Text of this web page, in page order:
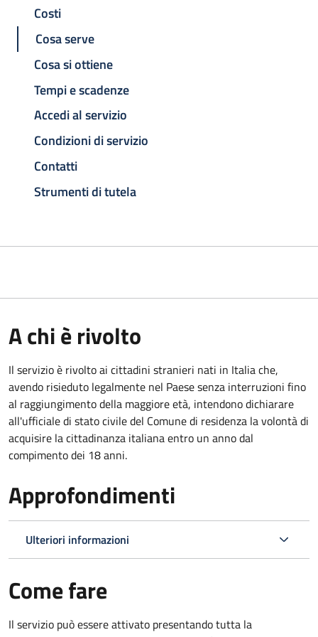
Costi
Cosa serve
Cosa si ottiene
Tempi e scadenze
Accedi al servizio
Condizioni di servizio
Contatti
Strumenti di tutela
A chi è rivolto
Il servizio è rivolto ai cittadini stranieri nati in Italia che,
avendo risieduto legalmente nel Paese senza interruzioni fino
al raggiungimento della maggiore età, intendono dichiarare
all'ufficiale di stato civile del Comune di residenza la volontà di
acquisire la cittadinanza italiana entro un anno dal
compimento dei 18 anni.
Approfondimenti
Ulteriori informazioni
Come fare
Il servizio può essere attivato presentando tutta la